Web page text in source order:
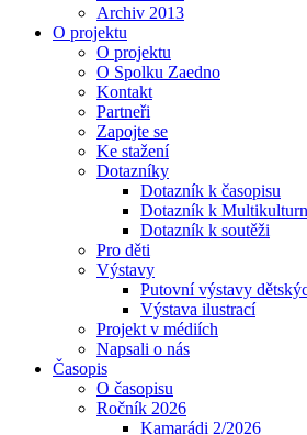
Archiv 2013
O projektu
O projektu
O Spolku Zaedno
Kontakt
Partneři
Zapojte se
Ke stažení
Dotazníky
Dotazník k časopisu
Dotazník k
Dotazník k soutěži
Pro děti
Výstavy
Putovní výstavy
Výstava ilustrací
Projekt v médiích
Napsali o nás
Časopis
O časopisu
Ročník 2026
Kamarádi 2/2026